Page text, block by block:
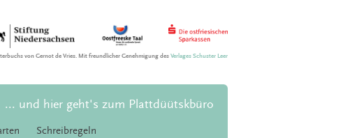
von Gernot de Vries. Mit freundlicher Genehmigung desVerlages Schuster Leer
... und hier geht's zum Plattdüütskbüro
Schreibregeln